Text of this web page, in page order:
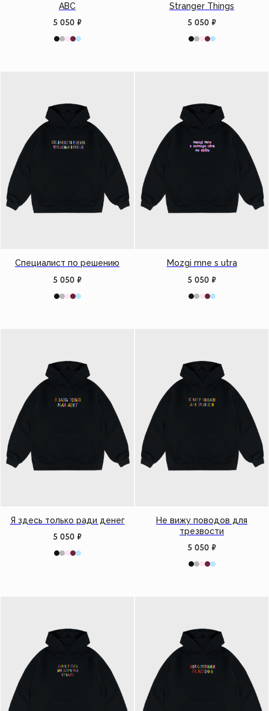
ABC
5 050 ₽
Stranger Things
5 050 ₽
Специалист по решению
5 050 ₽
Mozgi mne s utra
5 050 ₽
Я здесь только ради денег
5 050 ₽
Не вижу поводов для
трезвости
5 050 ₽